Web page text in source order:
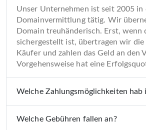
Unser Unternehmen ist seit 2005 in
Domainvermittlung tätig. Wir
Domain treuhänderisch. Erst, wenn
sichergestellt ist, übertragen wir die
Käufer und zahlen das Geld an den
Vorgehensweise hat eine
Welche Zahlungsmöglichkeiten hab
Welche Gebühren fallen an?